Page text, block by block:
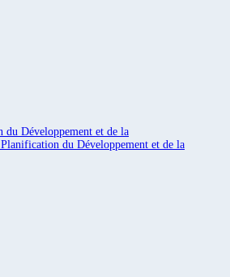
Développement et de la
du Développement et de la